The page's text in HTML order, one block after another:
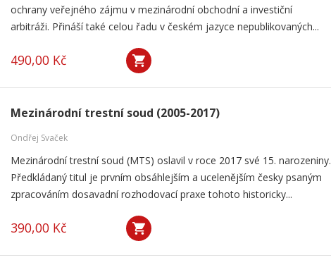
ochrany veřejného zájmu v mezinárodní obchodní a investiční
arbitráži. Přináší také celou řadu v českém jazyce nepublikovaných...
490,00 Kč
Mezinárodní trestní soud (2005-2017)
Ondřej Svaček
Mezinárodní trestní soud (MTS) oslavil v roce 2017 své 15. narozeniny.
Předkládaný titul je prvním obsáhlejším a ucelenějším česky psaným
zpracováním dosavadní rozhodovací praxe tohoto historicky...
390,00 Kč